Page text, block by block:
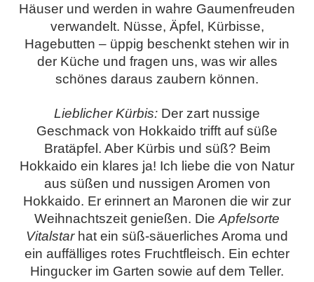
Häuser und werden in wahre Gaumenfreuden
verwandelt. Nüsse, Äpfel, Kürbisse,
Hagebutten – üppig beschenkt stehen wir in
der Küche und fragen uns, was wir alles
schönes daraus zaubern können.
Lieblicher Kürbis: Der zart nussige
Geschmack von Hokkaido trifft auf süße
Bratäpfel. Aber Kürbis und süß? Beim
Hokkaido ein klares ja! Ich liebe die von Natur
aus süßen und nussigen Aromen von
Hokkaido. Er erinnert an Maronen die wir zur
Weihnachtszeit genießen. Die Apfelsorte
Vitalstarhat ein süß-säuerliches Aroma und
ein auffälliges rotes Fruchtfleisch. Ein echter
Hingucker im Garten sowie auf dem Teller.